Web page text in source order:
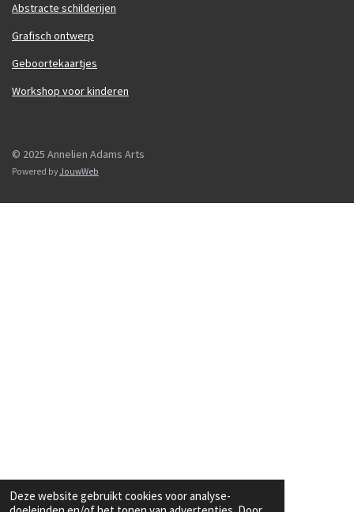
Deze website gebruikt cookies voor analyse-
Abstracte schilderijen
Grafisch ontwerp
Geboortekaartjes
Workshop voor kinderen
© 2025 Annelien Adams Arts
Powered by JouwWeb